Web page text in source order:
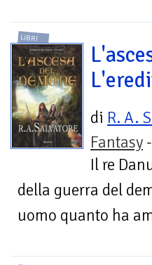
LIBRI
di R. A.
Fantasy
Il re
della guerra del
uomo quanto ha